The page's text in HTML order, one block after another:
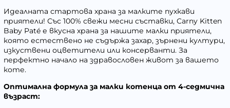
Идеалната стартова храна за малките пухкави
приятели! Със 100% свежи месни съставки, Carny Kitten
Baby Paté е вкусна храна за нашите малки приятели,
която естествено не съдържа захар, зърнени култури,
изкуствени оцветители или консерванти. За
перфектно начало на здравословен живот за вашето
коте.
Оптимална формула за малки котенца от 4-седмична
възраст: